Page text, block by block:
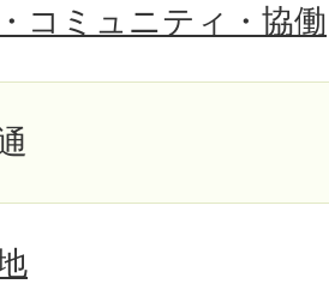
コミュニティ・協働